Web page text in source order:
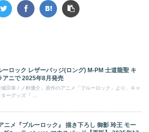
ーロック レザーバッジ(ロング) M-PM 士道龍聖 キ
アニで 2025年8月発売
城宗幸 / ノ村優介」原作のアニメ「ブルーロック」より、キャ
ニメ『ブルーロック』 描き下ろし 御影 玲王 モー